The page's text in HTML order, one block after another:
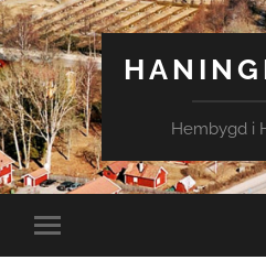
Hembygd i
Slå